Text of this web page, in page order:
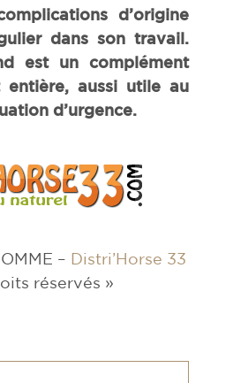
d’origine
dans son travail.
est un complément
aussi utile au
d’urgence.
– Distri’Horse 33
réservés »